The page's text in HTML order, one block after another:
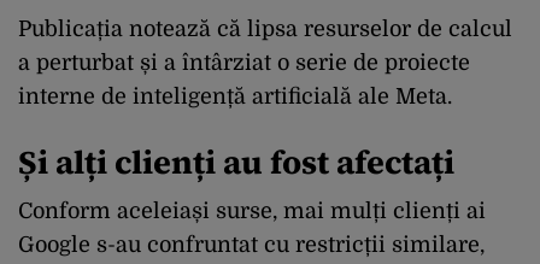
Publicația notează că lipsa resurselor de calcul
a perturbat și a întârziat o serie de proiecte
interne de inteligență artificială ale Meta.
Și alți clienți au fost afectați
Conform aceleiași surse, mai mulți clienți ai
Google s-au confruntat cu restricții similare,